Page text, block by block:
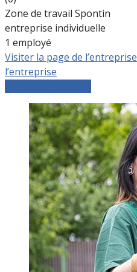
Zone de travail Spontin
entreprise individuelle
1 employé
Visiter la page de l’entreprise
l’entreprise